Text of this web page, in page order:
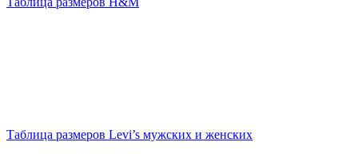
Таблица размеров Levi’s мужских и женских